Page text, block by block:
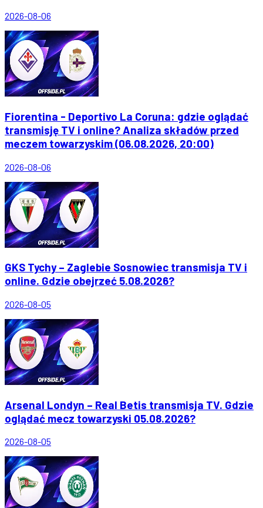
2026-08-06
Fiorentina - Deportivo La Coruna: gdzie oglądać
transmisję TV i online? Analiza składów przed
meczem towarzyskim (06.08.2026, 20:00)
2026-08-06
GKS Tychy – Zaglebie Sosnowiec transmisja TV i
online. Gdzie obejrzeć 5.08.2026?
2026-08-05
Arsenal Londyn – Real Betis transmisja TV. Gdzie
oglądać mecz towarzyski 05.08.2026?
2026-08-05